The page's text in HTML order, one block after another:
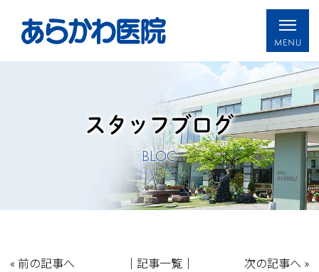
スタッフブログ
BLOG
« 前の記事へ │記事一覧│ 次の記事へ »